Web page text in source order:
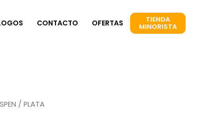
CONTACTO OFERTAS TIENDA
MINORISTA
/ PLATA